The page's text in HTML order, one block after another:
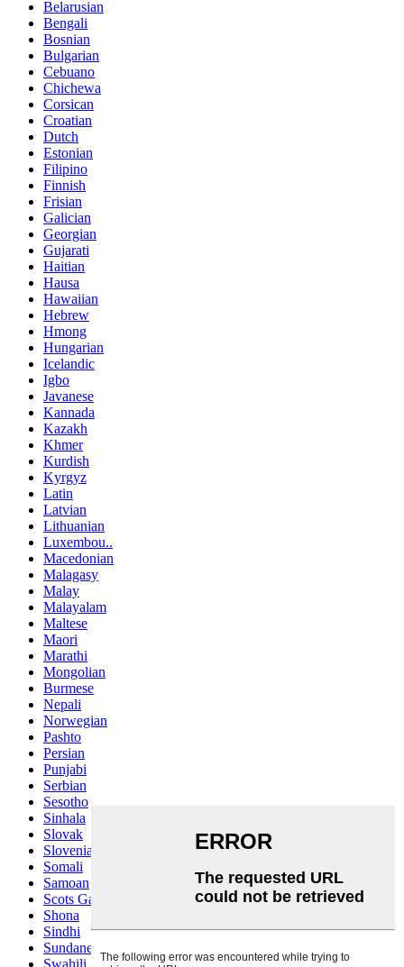
Belarusian
Bengali
Bosnian
Bulgarian
Cebuano
Chichewa
Corsican
Croatian
Dutch
Estonian
Filipino
Finnish
Frisian
Galician
Georgian
Gujarati
Haitian
Hausa
Hawaiian
Hebrew
Hmong
Hungarian
Icelandic
Igbo
Javanese
Kannada
Kazakh
Khmer
Kurdish
Kyrgyz
Latin
Latvian
Lithuanian
Luxembou..
Macedonian
Malagasy
Malay
Malayalam
Maltese
Maori
Marathi
Mongolian
Burmese
Nepali
Norwegian
Pashto
Persian
Punjabi
Serbian
Sesotho
Sinhala
Slovak
Slovenian
Somali
Samoan
Scots Gaelic
Shona
Sindhi
Sundanese
Swahili